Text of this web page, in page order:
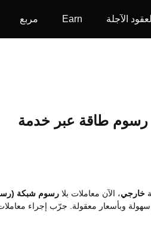
العقود الآجلة Earn مربع
رسوم طاقة عبر خدمة
خارجي، الآن معاملات بلا رسوم شبكة
وبأسعار معقولة. جرّب إجراء